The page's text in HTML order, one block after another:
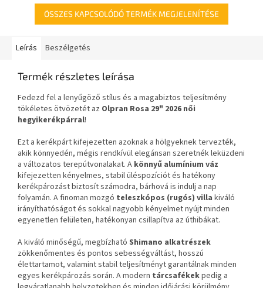
ÖSSZES KAPCSOLÓDÓ TERMÉK MEGJELENÍTÉSE
Leírás Beszélgetés
Termék részletes leírása
Fedezd fel a lenyűgöző stílus és a magabiztos teljesítmény
tökéletes ötvözetét az Olpran Rosa 29" 2026 női
hegyikerékpárral!
Ezt a kerékpárt kifejezetten azoknak a hölgyeknek tervezték,
akik könnyedén, mégis rendkívül elegánsan szeretnék leküzdeni
a változatos terepútvonalakat. A könnyű alumínium váz
kifejezetten kényelmes, stabil üléspozíciót és hatékony
kerékpározást biztosít számodra, bárhová is indulj a nap
folyamán. A finoman mozgó teleszkópos (rugós) villa kiváló
irányíthatóságot és sokkal nagyobb kényelmet nyújt minden
egyenetlen felületen, hatékonyan csillapítva az úthibákat.
A kiváló minőségű, megbízható Shimano alkatrészek
zökkenőmentes és pontos sebességváltást, hosszú
élettartamot, valamint stabil teljesítményt garantálnak minden
egyes kerékpározás során. A modern tárcsafékekpedig a